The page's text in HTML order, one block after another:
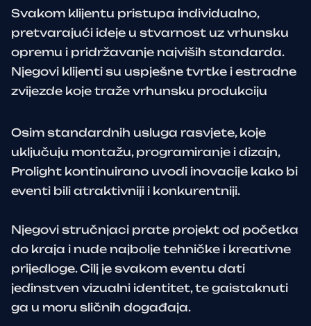
Svakom klijentu pristupa individualno,
pretvarajući ideje u stvarnost uz vrhunsku
opremu i pridržavanje najviših standarda.
Njegovi klijenti su uspješne tvrtke i estradne
zvijezde koje traže vrhunsku produkciju
Osim standardnih usluga rasvjete, koje
uključuju montažu, programiranje i dizajn,
Prolight kontinuirano uvodi inovacije kako bi
eventi bili atraktivniji i konkurentniji.
Njegovi stručnjaci prate projekt od početka
do kraja i nude najbolje tehničke i kreativne
prijedloge. Cilj je svakom eventu dati
jedinstven vizualni identitet, te gaistaknuti
ga u moru sličnih događaja.